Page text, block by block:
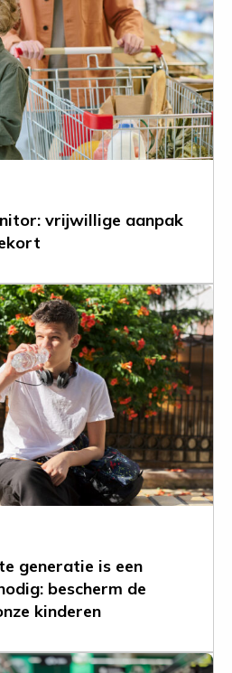
vrijwillige aanpak
generatie is een
bescherm de
kinderen